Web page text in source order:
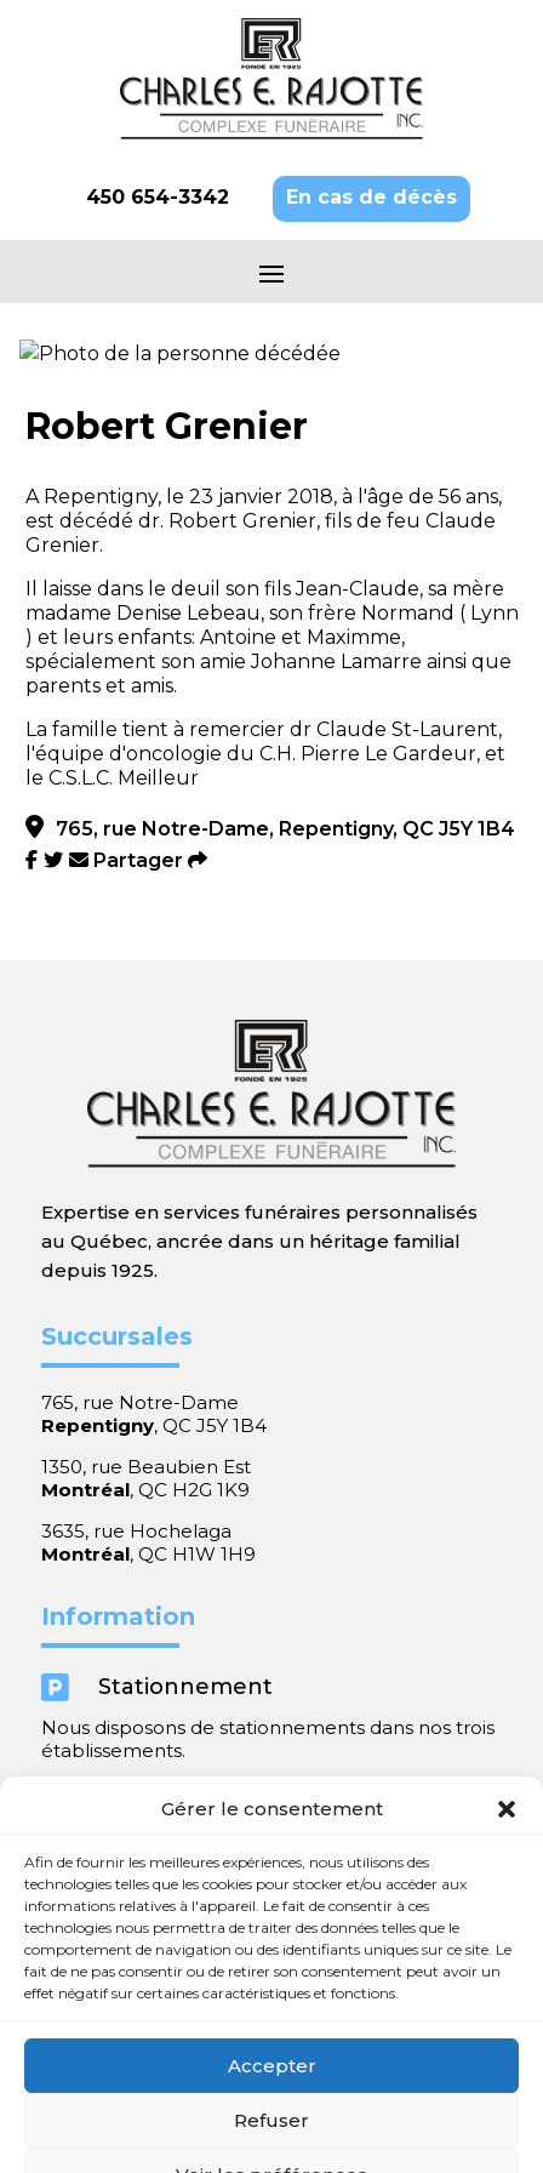
Gérer le consentement
Afin de fournir les meilleures expériences, nous utilisons des
technologies telles que les cookies pour stocker et/ou accéder aux
informations relatives à l'appareil. Le fait de consentir à ces
technologies nous permettra de traiter des données telles que le
comportement de navigation ou des identifiants uniques sur ce site. Le
fait de ne pas consentir ou de retirer son consentement peut avoir un
effet négatif sur certaines caractéristiques et fonctions.
Accepter
Refuser
450 654-3342 En cas de décès
Robert Grenier
A Repentigny, le 23 janvier 2018, à l'âge de 56 ans,
est décédé dr. Robert Grenier, fils de feu Claude
Grenier.
Il laisse dans le deuil son fils Jean-Claude, sa mère
madame Denise Lebeau, son frère Normand ( Lynn
) et leurs enfants: Antoine et Maximme,
spécialement son amie Johanne Lamarre ainsi que
parents et amis.
La famille tient à remercier dr Claude St-Laurent,
l'équipe d'oncologie du C.H. Pierre Le Gardeur, et
le C.S.L.C. Meilleur
765, rue Notre-Dame, Repentigny, QC J5Y 1B4
Partager
Expertise en services funéraires personnalisés
au Québec, ancrée dans un héritage familial
depuis 1925.
Succursales
765, rue Notre-Dame
Repentigny, QC J5Y 1B4
1350, rue Beaubien Est
Montréal, QC H2G 1K9
3635, rue Hochelaga
Montréal, QC H1W 1H9
Information
 Stationnement
Nous disposons de stationnements dans nos trois
établissements.
Contact
 450 654-3342
 info@charlesrajotte.com
765, rue Notre-Dame